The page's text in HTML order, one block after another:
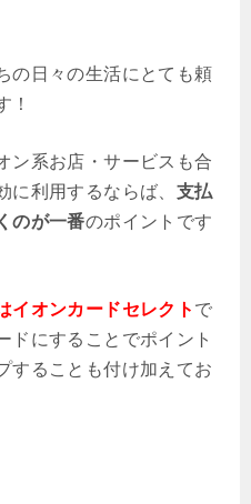
の日々の生活にとても頼
！
ン系お店・サービスも合
に利用するならば、 支払
のが一番のポイントです
イオンカードセレクト で
ドにすることでポイント
することも付け加えてお